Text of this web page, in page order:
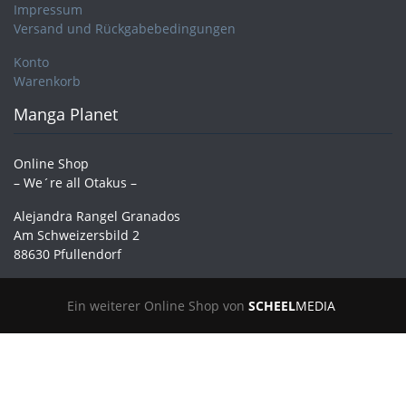
Impressum
Versand und Rückgabebedingungen
Konto
Warenkorb
Manga Planet
Online Shop
– We´re all Otakus –
Alejandra Rangel Granados
Am Schweizersbild 2
88630 Pfullendorf
Ein weiterer Online Shop von SCHEELMEDIA